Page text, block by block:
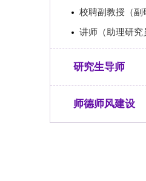
校聘副教授（副
讲师（助理研究
研究生导师
师德师风建设